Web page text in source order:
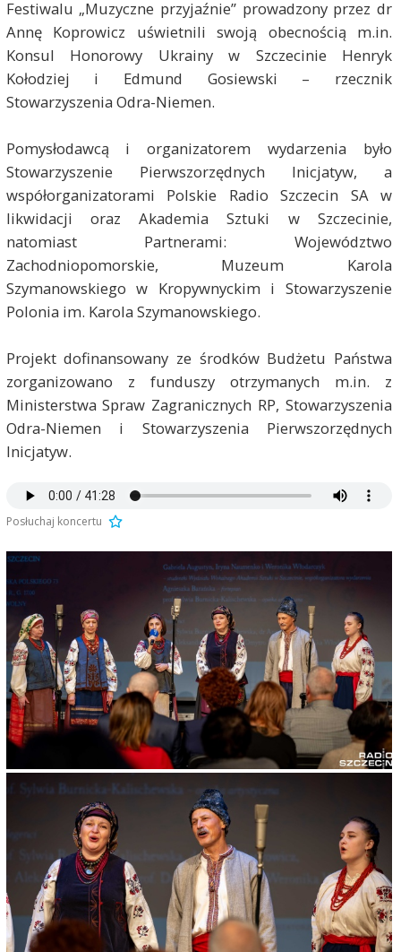
Festiwalu „Muzyczne przyjaźnie” prowadzony przez dr
Annę Koprowicz uświetnili swoją obecnością m.in.
Konsul Honorowy Ukrainy w Szczecinie Henryk
Kołodziej i Edmund Gosiewski – rzecznik
Stowarzyszenia Odra-Niemen.
Pomysłodawcą i organizatorem wydarzenia było
Stowarzyszenie Pierwszorzędnych Inicjatyw, a
współorganizatorami Polskie Radio Szczecin SA w
likwidacji oraz Akademia Sztuki w Szczecinie,
natomiast Partnerami: Województwo
Zachodniopomorskie, Muzeum Karola
Szymanowskiego w Kropywnyckim i Stowarzyszenie
Polonia im. Karola Szymanowskiego.
Projekt dofinansowany ze środków Budżetu Państwa
zorganizowano z funduszy otrzymanych m.in. z
Ministerstwa Spraw Zagranicznych RP, Stowarzyszenia
Odra-Niemen i Stowarzyszenia Pierwszorzędnych
Inicjatyw.
Posłuchaj koncertu